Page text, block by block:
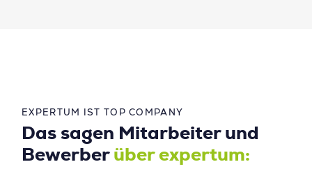
EXPERTUM IST TOP COMPANY
Das sagen Mitarbeiter und
Bewerber über expertum: